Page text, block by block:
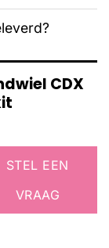
CDX
STEL EEN
VRAAG